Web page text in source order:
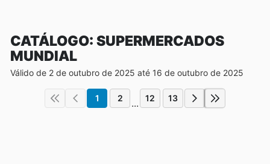
CATÁLOGO: SUPERMERCADOS
MUNDIAL
Válido de 2 de outubro de 2025 até 16 de outubro de 2025
1 2 ... 12 13